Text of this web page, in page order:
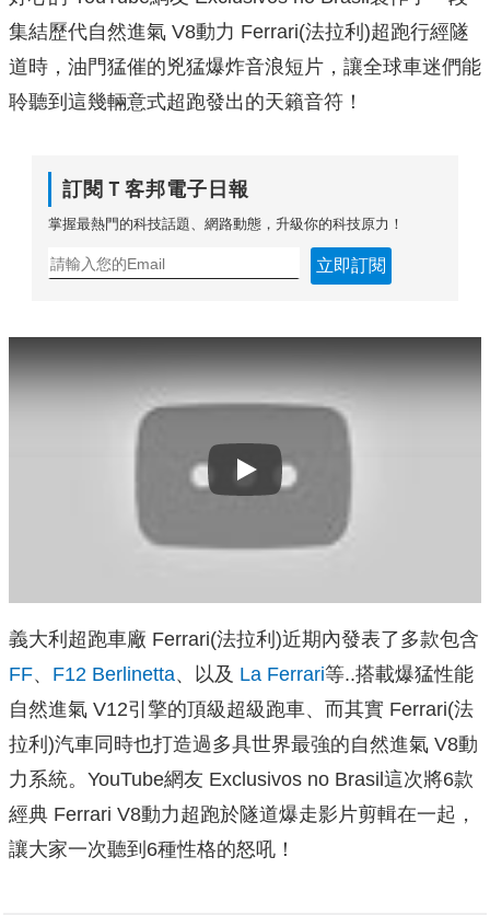
集結歷代自然進氣 V8動力 Ferrari(法拉利)超跑行經隧
道時，油門猛催的兇猛爆炸音浪短片，讓全球車迷們能
聆聽到這幾輛意式超跑發出的天籟音符！
訂閱Ｔ客邦電子日報
掌握最熱門的科技話題、網路動態，升級你的科技原力！
立即訂閱
Play
義大利超跑車廠 Ferrari(法拉利)近期內發表了多款包含
FF、 F12 Berlinetta、以及 La Ferrari等..搭載爆猛性能
自然進氣 V12引擎的頂級超級跑車、而其實 Ferrari(法
拉利)汽車同時也打造過多具世界最強的自然進氣 V8動
力系統。YouTube網友 Exclusivos no Brasil這次將6款
經典 Ferrari V8動力超跑於隧道爆走影片剪輯在一起，
讓大家一次聽到6種性格的怒吼！